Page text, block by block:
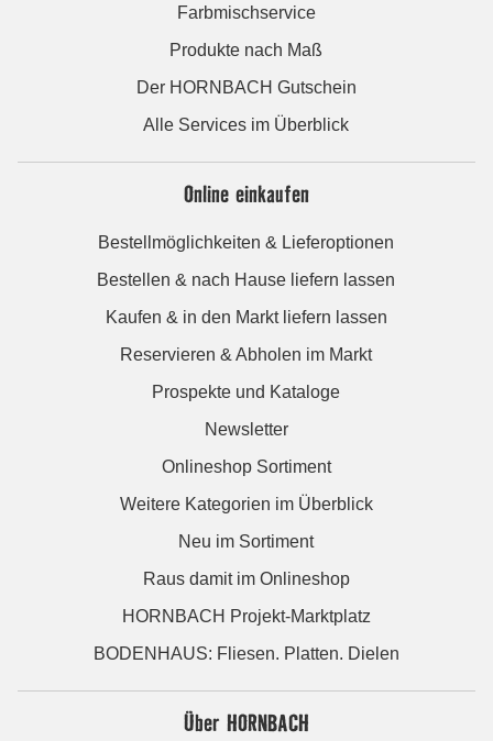
Farbmischservice
Produkte nach Maß
Der HORNBACH Gutschein
Alle Services im Überblick
Online einkaufen
Bestellmöglichkeiten & Lieferoptionen
Bestellen & nach Hause liefern lassen
Kaufen & in den Markt liefern lassen
Reservieren & Abholen im Markt
Prospekte und Kataloge
Newsletter
Onlineshop Sortiment
Weitere Kategorien im Überblick
Neu im Sortiment
Raus damit im Onlineshop
HORNBACH Projekt-Marktplatz
BODENHAUS: Fliesen. Platten. Dielen
Über HORNBACH